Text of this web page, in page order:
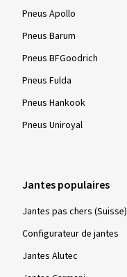
Pneus Apollo
Pneus Barum
Pneus BFGoodrich
Pneus Fulda
Pneus Hankook
Pneus Uniroyal
Jantes populaires
Jantes pas chers (Suisse)
Configurateur de jantes
Jantes Alutec